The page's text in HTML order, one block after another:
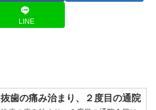
LINE
抜歯の痛み治まり、２度目の通院